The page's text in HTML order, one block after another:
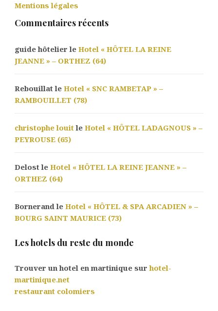
Mentions légales
Commentaires récents
guide hôtelier le Hotel « HÔTEL LA REINE
JEANNE » – ORTHEZ (64)
Rebouillat le Hotel « SNC RAMBETAP » –
RAMBOUILLET (78)
christophe louitle Hotel « HÔTEL LADAGNOUS » –
PEYROUSE (65)
Delost le Hotel « HÔTEL LA REINE JEANNE » –
ORTHEZ (64)
Bornerand le Hotel « HÔTEL & SPA ARCADIEN » –
BOURG SAINT MAURICE (73)
Les hotels du reste du monde
Trouver un hotel en martinique surhotel-
martinique.net
restaurant colomiers